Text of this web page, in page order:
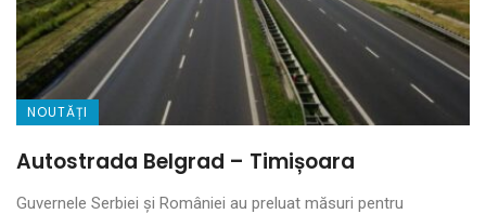
NOUTĂȚI
Autostrada Belgrad – Timișoara
Guvernele Serbiei și României au preluat măsuri pentru